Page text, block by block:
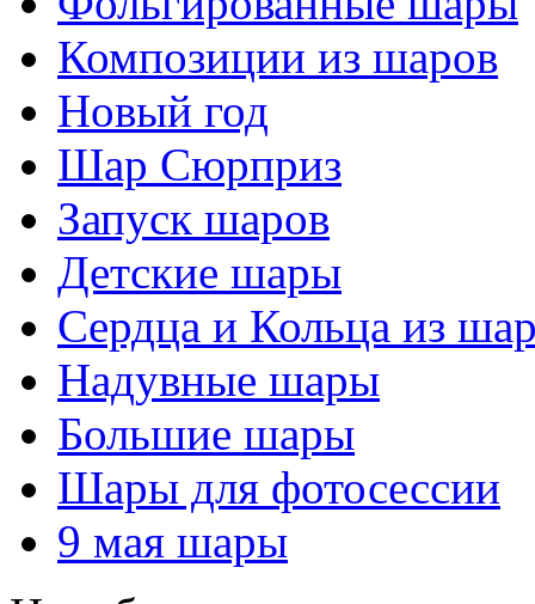
Композиции из шаров
Новый год
Шар Сюрприз
Запуск шаров
Детские шары
Сердца и Кольца из
Надувные шары
Большие шары
Шары для фотосессии
9 мая шары